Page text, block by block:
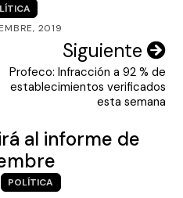
2019
Siguiente
Profeco: Infracción a 92 % de
establecimientos verificados
esta semana
al informe de
POLÍTICA